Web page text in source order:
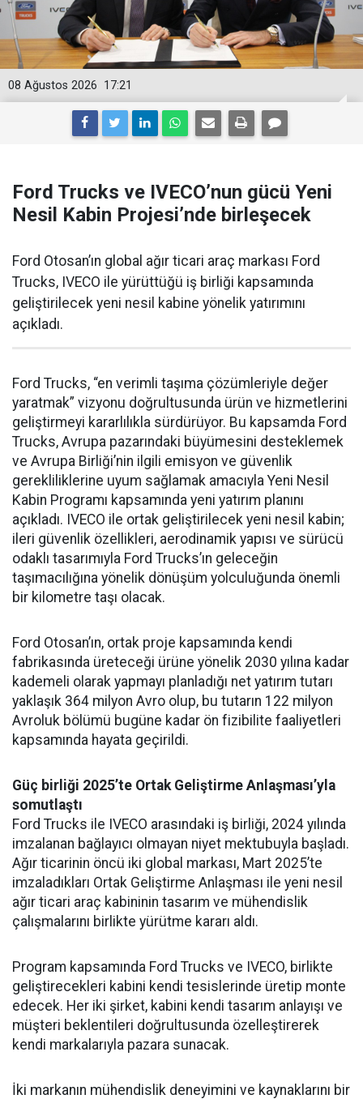
17:21
08 Ağustos 2026
Ford Trucks ve IVECO’nun gücü Yeni
Nesil Kabin Projesi’nde birleşecek
Ford Otosan’ın global ağır ticari araç markası Ford
Trucks, IVECO ile yürüttüğü iş birliği kapsamında
geliştirilecek yeni nesil kabine yönelik yatırımını
açıkladı.
Ford Trucks, “en verimli taşıma çözümleriyle değer
yaratmak” vizyonu doğrultusunda ürün ve hizmetlerini
geliştirmeyi kararlılıkla sürdürüyor. Bu kapsamda Ford
Trucks, Avrupa pazarındaki büyümesini desteklemek
ve Avrupa Birliği’nin ilgili emisyon ve güvenlik
gerekliliklerine uyum sağlamak amacıyla Yeni Nesil
Kabin Programı kapsamında yeni yatırım planını
açıkladı. IVECO ile ortak geliştirilecek yeni nesil kabin;
ileri güvenlik özellikleri, aerodinamik yapısı ve sürücü
odaklı tasarımıyla Ford Trucks’ın geleceğin
taşımacılığına yönelik dönüşüm yolculuğunda önemli
bir kilometre taşı olacak.
Ford Otosan’ın, ortak proje kapsamında kendi
fabrikasında üreteceği ürüne yönelik 2030 yılına kadar
kademeli olarak yapmayı planladığı net yatırım tutarı
yaklaşık 364 milyon Avro olup, bu tutarın 122 milyon
Avroluk bölümü bugüne kadar ön fizibilite faaliyetleri
kapsamında hayata geçirildi.
Güç birliği 2025’te Ortak Geliştirme Anlaşması’yla
somutlaştı
Ford Trucks ile IVECO arasındaki iş birliği, 2024 yılında
imzalanan bağlayıcı olmayan niyet mektubuyla başladı.
Ağır ticarinin öncü iki global markası, Mart 2025’te
imzaladıkları Ortak Geliştirme Anlaşması ile yeni nesil
ağır ticari araç kabininin tasarım ve mühendislik
çalışmalarını birlikte yürütme kararı aldı.
Program kapsamında Ford Trucks ve IVECO, birlikte
geliştirecekleri kabini kendi tesislerinde üretip monte
edecek. Her iki şirket, kabini kendi tasarım anlayışı ve
müşteri beklentileri doğrultusunda özelleştirerek
kendi markalarıyla pazara sunacak.
İki markanın mühendislik deneyimini ve kaynaklarını bir